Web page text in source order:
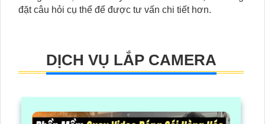
đặt câu hỏi cụ thể để được tư vấn chi tiết hơn.
DỊCH VỤ LẮP CAMERA